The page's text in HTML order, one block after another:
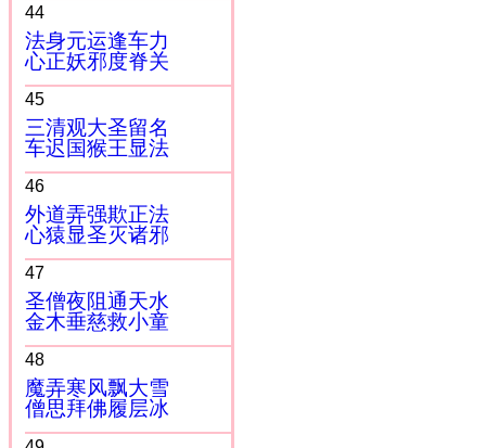
44
法身元运逢车力
心正妖邪度脊关
45
三清观大圣留名
车迟国猴王显法
46
外道弄强欺正法
心猿显圣灭诸邪
47
圣僧夜阻通天水
金木垂慈救小童
48
魔弄寒风飘大雪
僧思拜佛履层冰